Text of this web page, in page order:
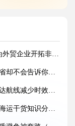
干货知识分享）
?(国际空运干货知识分享)
办法(外贸人请注意)
境电商卖家看过来)
马逊卖家必看篇)
（亚马逊卖家请注意）
提供全方位物流保障）
境电商卖家请注意）
跨境电商卖家看过来）
干货知识分享）